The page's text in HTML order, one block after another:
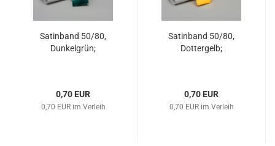
Satinband 50/80,
Dunkelgrün;
0,70 EUR
0,70 EUR im Verleih
Satinband 50/80,
Dottergelb;
0,70 EUR
0,70 EUR im Verleih